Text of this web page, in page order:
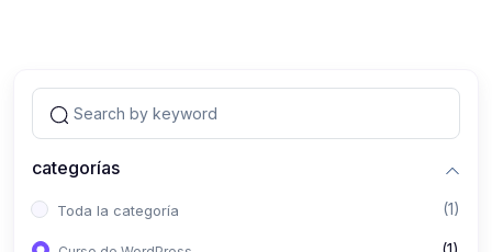
categorías
Toda la categoría (1)